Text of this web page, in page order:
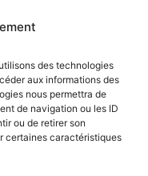
des technologies
aux informations des
nous permettra de
de navigation ou les ID
ou de retirer son
certaines caractéristiques
terminée, je te
bien attention
ces éléments.